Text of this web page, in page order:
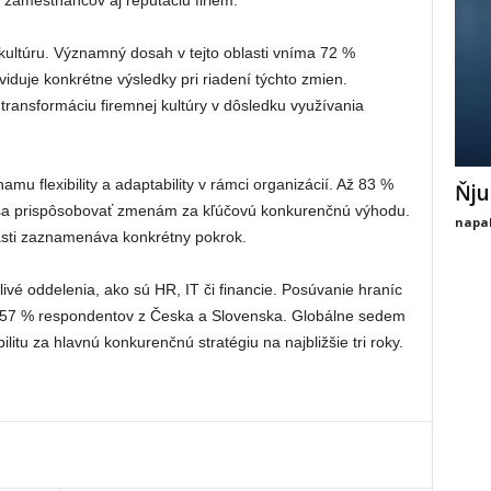
Významný dosah v tejto oblasti vníma 72 %
konkrétne výsledky pri riadení týchto zmien.
firemnej kultúry v dôsledku využívania
flexibility a adaptability v rámci organizácií. Až 83 %
prispôsobovať zmenám za kľúčovú konkurenčnú výhodu.
zaznamenáva konkrétny pokrok.
oddelenia, ako sú HR, IT či financie. Posúvanie hraníc
% respondentov z Česka a Slovenska. Globálne sedem
za hlavnú konkurenčnú stratégiu na najbližšie tri roky.